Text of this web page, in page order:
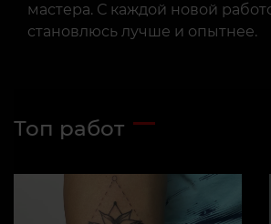
мастера. С каждой новой
становлюсь лучше и опытнее.
Топ работ